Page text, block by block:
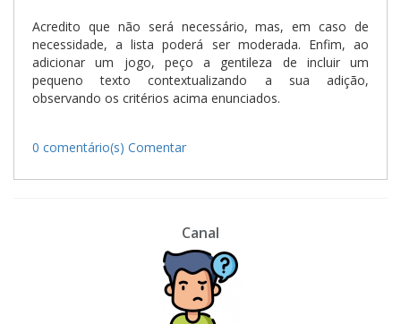
Acredito que não será necessário, mas, em caso de
necessidade, a lista poderá ser moderada. Enfim, ao
adicionar um jogo, peço a gentileza de incluir um
pequeno texto contextualizando a sua adição,
observando os critérios acima enunciados.
0 comentário(s) Comentar
Canal